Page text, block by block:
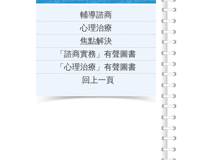
輔導諮商
心理治療
焦點解決
「諮商實務」有聲圖書
「心理治療」有聲圖書
回上一頁